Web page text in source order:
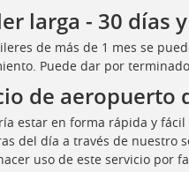
larga - 30 días
de más de 1 mes se
Puede dar por
de aeropuerto
estar en forma rápida y
del día a través de nuestro
uso de este servicio por